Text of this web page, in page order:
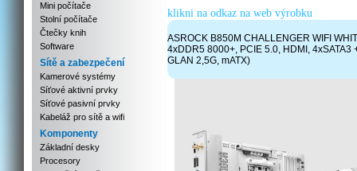
Mini počítače
Stolní počítače
Čtečky knih
Software
Sítě a zabezpečení
Kamerové systémy
Síťové aktivní prvky
Síťové pasivní prvky
Kabeláž pro sítě a wifi
Komponenty
Základní desky
Procesory
klikni na odkaz na web výrobku
ASROCK B850M CHALLENGER WIFI
4xDDR5 8000+, PCIE 5.0, HDMI, 4xSATA3
GLAN 2,5G, mATX)